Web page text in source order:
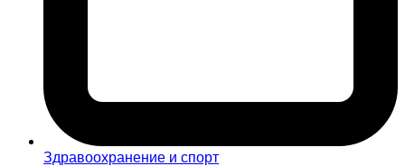
Здравоохранение и спорт